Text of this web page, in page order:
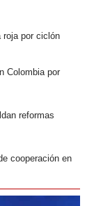
roja por ciclón
Colombia por
reformas
cooperación en